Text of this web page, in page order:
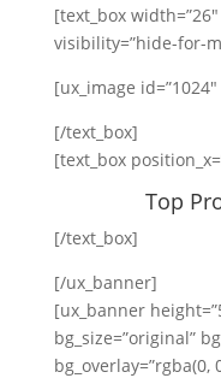
[text_box
visibility=”hide-for-
[ux_image
[/text_box]
[text_box
Top
[/text_box]
[/ux_banner]
[ux_banner
bg_size=”original”
bg_overlay=”rgba(0,